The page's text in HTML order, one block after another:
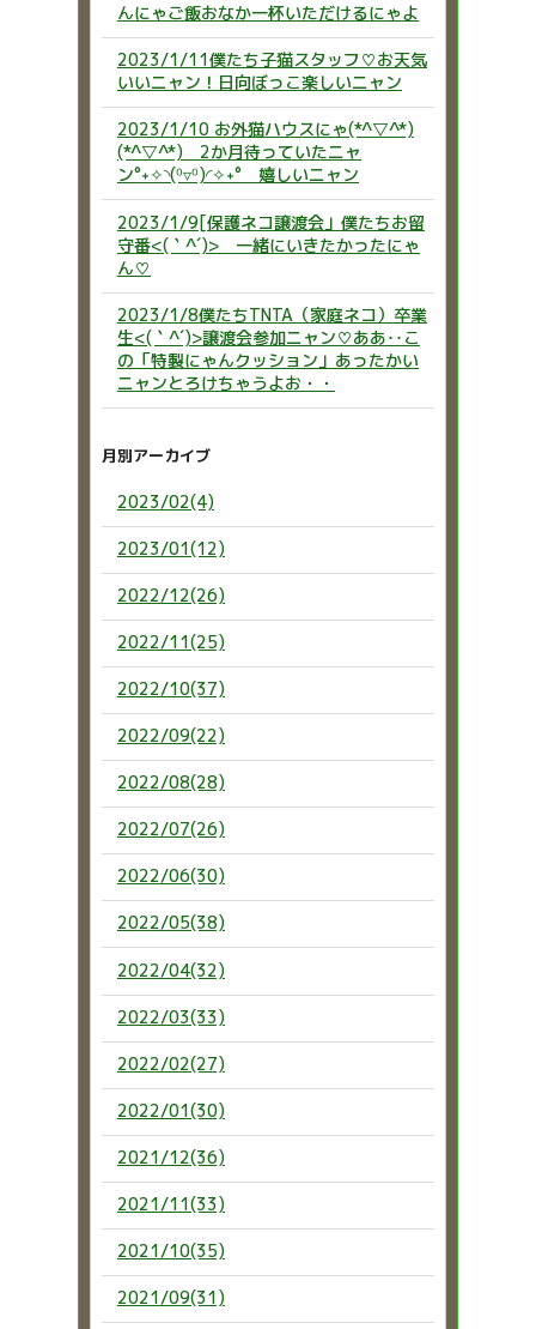
んにゃご飯おなか一杯いただけるにゃよ
2023/1/11僕たち子猫スタッフ♡お天気
いいニャン！日向ぼっこ楽しいニャン
2023/1/10 お外猫ハウスにゃ(*^▽^*)
(*^▽^*) 2か月待っていたニャ
ン°˖✧◝(⁰▿⁰)◜✧˖° 嬉しいニャン
2023/1/9[保護ネコ譲渡会」僕たちお留
守番<(｀^´)> 一緒にいきたかったにゃ
ん♡
2023/1/8僕たちTNTA（家庭ネコ）卒業
生<(｀^´)>譲渡会参加ニャン♡ああ‥こ
の「特製にゃんクッション」あったかい
ニャンとろけちゃうよお・・
月別アーカイブ
2023/02(4)
2023/01(12)
2022/12(26)
2022/11(25)
2022/10(37)
2022/09(22)
2022/08(28)
2022/07(26)
2022/06(30)
2022/05(38)
2022/04(32)
2022/03(33)
2022/02(27)
2022/01(30)
2021/12(36)
2021/11(33)
2021/10(35)
2021/09(31)